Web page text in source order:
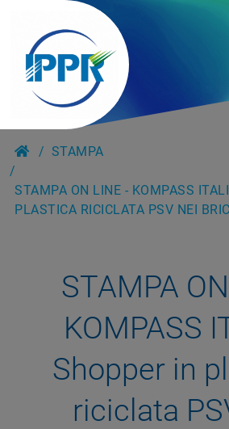
STAMPA
STAMPA ON LINE - KOMPASS
PLASTICA RICICLATA PSV NEI
STAMPA
KOMPASS
Shopper in
riciclata